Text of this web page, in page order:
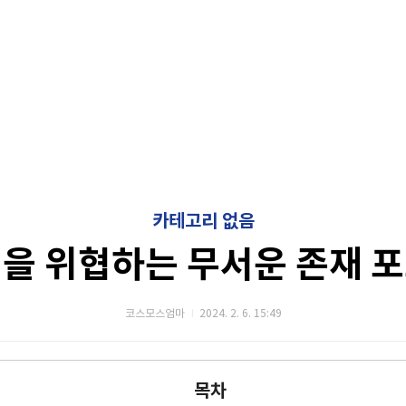
카테고리 없음
위협하는 무서운 존재
코스모스엄마 2024. 2. 6. 15:49
목차